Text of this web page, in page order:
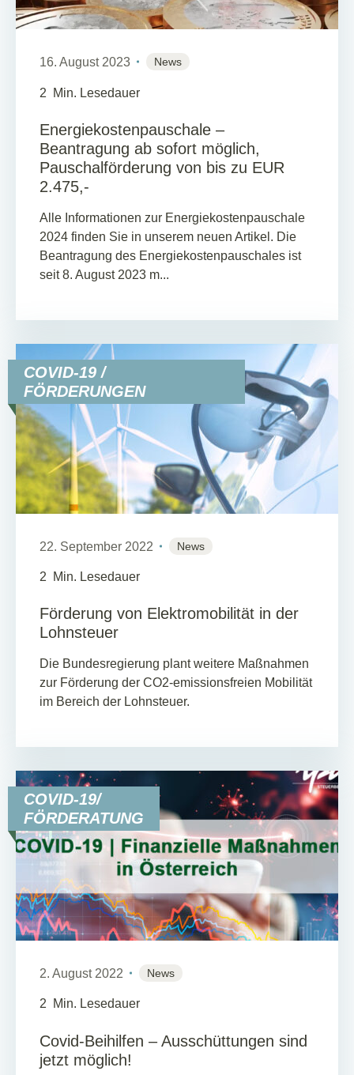
16. August 2023 News
2 Min. Lesedauer
Energiekostenpauschale –
Beantragung ab sofort möglich,
Pauschalförderung von bis zu EUR
2.475,-
Alle Informationen zur Energiekostenpauschale
2024 finden Sie in unserem neuen Artikel. Die
Beantragung des Energiekostenpauschales ist
seit 8. August 2023 m...
COVID-19 /
FÖRDERUNGEN
22. September 2022 News
2 Min. Lesedauer
Förderung von Elektromobilität in der
Lohnsteuer
Die Bundesregierung plant weitere Maßnahmen
zur Förderung der CO2-emissionsfreien Mobilität
im Bereich der Lohnsteuer.
COVID-19/
FÖRDERATUNG
2. August 2022 News
2 Min. Lesedauer
Covid-Beihilfen – Ausschüttungen sind
jetzt möglich!